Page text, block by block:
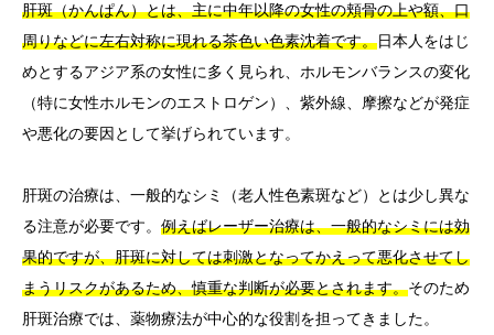
肝斑（かんぱん）とは、主に中年以降の女性の頬骨の上や額、口
周りなどに左右対称に現れる茶色い色素沈着です。日本人をはじ
めとするアジア系の女性に多く見られ、ホルモンバランスの変化
（特に女性ホルモンのエストロゲン）、紫外線、摩擦などが発症
や悪化の要因として挙げられています。
肝斑の治療は、一般的なシミ（老人性色素斑など）とは少し異な
る注意が必要です。 例えばレーザー治療は、一般的なシミには効
果的ですが、肝斑に対しては刺激となってかえって悪化させてし
まうリスクがあるため、慎重な判断が必要とされます。そのため
肝斑治療では、薬物療法が中心的な役割を担ってきました。